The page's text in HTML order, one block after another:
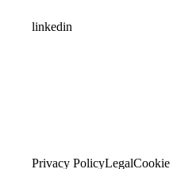
linkedin
Privacy PolicyLegalCookie